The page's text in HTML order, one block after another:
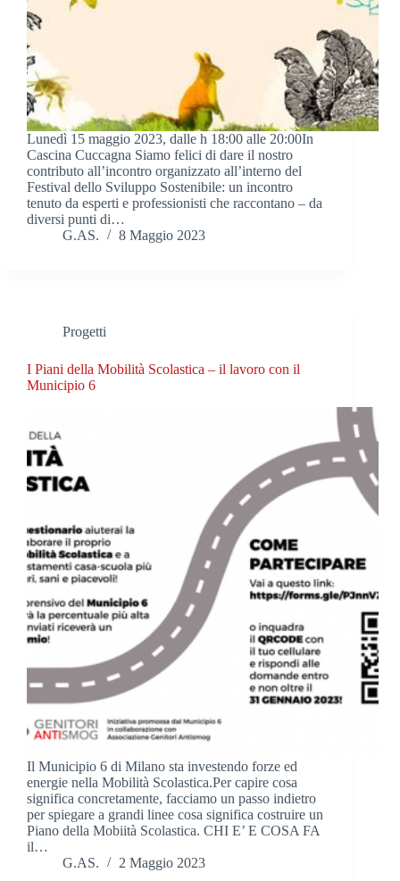
Lunedì 15 maggio 2023, dalle h 18:00 alle 20:00In
Cascina Cuccagna Siamo felici di dare il nostro
contributo all’incontro organizzato all’interno del
Festival dello Sviluppo Sostenibile: un incontro
tenuto da esperti e professionisti che raccontano – da
diversi punti di…
G.AS.
8 Maggio 2023
Progetti
I Piani della Mobilità Scolastica – il lavoro con il
Municipio 6
Il Municipio 6 di Milano sta investendo forze ed
energie nella Mobilità Scolastica.Per capire cosa
significa concretamente, facciamo un passo indietro
per spiegare a grandi linee cosa significa costruire un
Piano della Mobiità Scolastica. CHI E’ E COSA FA
il…
G.AS.
2 Maggio 2023